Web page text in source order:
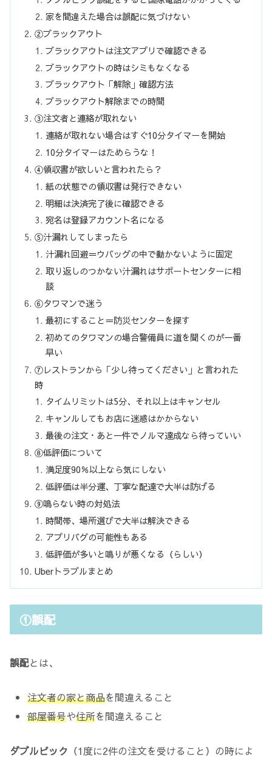
家を間違えた場合は誤配に気づけない
②ブラックアウト
ブラックアウトは注文アプリで確認できる
ブラックアウトの時はシミもなくなる
ブラックアウト「解除」確認方法
ブラックアウト解除までの時間
③注文者と連絡が取れない
連絡が取れない場合はすぐ10分タイマーを開始
10分タイマーはためらうな！
④領収書が欲しいと言われたら？
紙の状態での領収書は発行できない
明細は決済完了後に確認できる
宛名は登録アカウント名になる
⑤汁漏れしてしまったら
汁漏れ回避＝ウバッグの中で動かないように固定
取り返しのつかない汁漏れはサポートセンターに相
談
⑥タワマンで迷う
最初にすること＝防災センターを探す
初めてのタワマンの場合警備員に道を聞くのが一番
早い
⑦レストランから「少し待ってください」と言われた
時
タイムリミットは5分、それ以上はキャンセル
キャンルしてもお店に迷惑はかからない
最後の注文・あと一件でノルマ達成なら待っていい
⑧低評価について
満足度90％以上なら気にしない
低評価は半分運、丁寧な配達で大半は防げる
⑨鳴らない時の対処法
時間帯、場所選びで大半は解決できる
アプリバグの可能性もある
低評価が多いと鳴りが悪くなる（らしい）
Uberトラブルまとめ
①誤配
誤配とは、
注文者の家と商品を間違えること
部屋番号や住所を間違えること
ダブルピック （1度に2件の注文を受けること）の時によ